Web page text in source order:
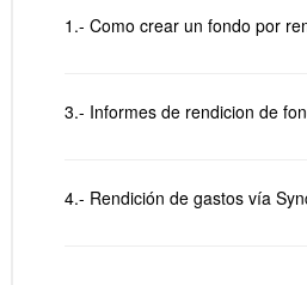
1.- Como crear un fondo por
3.- Informes de rendicion de
4.- Rendición de gastos vía